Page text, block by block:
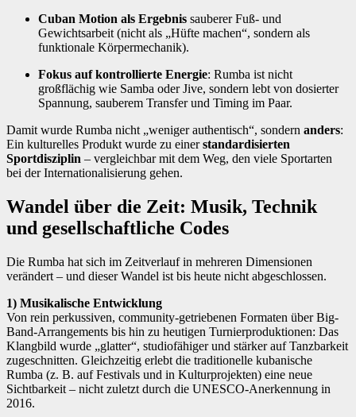
Cuban Motion als Ergebnis sauberer Fuß- und
Gewichtsarbeit (nicht als „Hüfte machen“, sondern als
funktionale Körpermechanik).
Fokus auf kontrollierte Energie: Rumba ist nicht
großflächig wie Samba oder Jive, sondern lebt von dosierter
Spannung, sauberem Transfer und Timing im Paar.
Damit wurde Rumba nicht „weniger authentisch“, sondern anders:
Ein kulturelles Produkt wurde zu einerstandardisierten
Sportdisziplin – vergleichbar mit dem Weg, den viele Sportarten
bei der Internationalisierung gehen.
Wandel über die Zeit: Musik, Technik
und gesellschaftliche Codes
Die Rumba hat sich im Zeitverlauf in mehreren Dimensionen
verändert – und dieser Wandel ist bis heute nicht abgeschlossen.
1) Musikalische Entwicklung
Von rein perkussiven, community-getriebenen Formaten über Big-
Band-Arrangements bis hin zu heutigen Turnierproduktionen: Das
Klangbild wurde „glatter“, studiofähiger und stärker auf Tanzbarkeit
zugeschnitten. Gleichzeitig erlebt die traditionelle kubanische
Rumba (z. B. auf Festivals und in Kulturprojekten) eine neue
Sichtbarkeit – nicht zuletzt durch die UNESCO-Anerkennung in
2016.